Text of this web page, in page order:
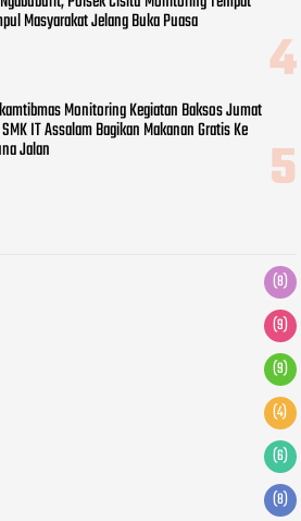
Masyarakat Jelang Buka Puasa
Monitoring Kegiatan Baksos Jumat
IT Assalam Bagikan Makanan Gratis Ke
Jalan
(8)
(9)
(9)
(4)
(6)
(8)